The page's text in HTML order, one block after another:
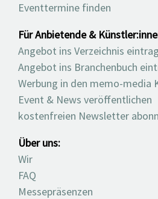
Eventtermine finden
Für Anbietende &
Angebot ins Verzeichnis
Angebot ins Branchenbuch
Werbung in den memo-media
Event & News veröffentlichen
kostenfreien Newsletter
Über uns:
Wir
FAQ
Messepräsenzen